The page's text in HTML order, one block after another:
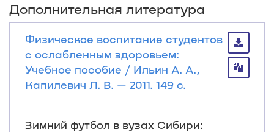
Дополнительная литература
Физическое воспитание студентов
с ослабленным здоровьем:
Учебное пособие / Ильин А. А.,
Капилевич Л. В. — 2011. 149 с.
Зимний футбол в вузах Сибири: